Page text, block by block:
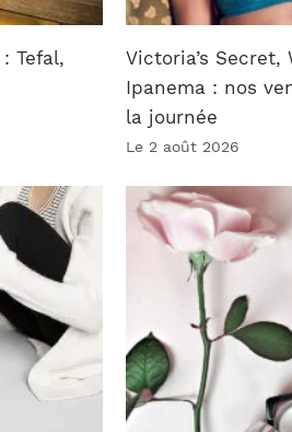
Tefal,
Victoria’s
Ipanema : nos
la journée
Le 2 août 2026